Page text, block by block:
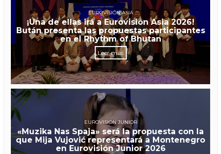
EUROVISIÓN ASIA
¡Una de ellas irá a Eurovisión Asia 2026!
Bután presenta las propuestas participantes
en el Rhythm of Bhutan
Leer más
EUROVISIÓN JUNIOR
«Muzika Nas Spaja» será la propuesta con la
que Mija Vujović representará a Montenegro
en Eurovisión Junior 2026